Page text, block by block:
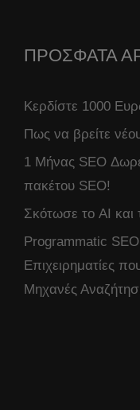
ΠΡΟΣΦΑΤΑ
Κερδίστε 1000
Πως να βρείτε
1 Μήνας SEO
πακέτου SEO!
Σκότωσε το AI και
Programmatic
Επιχειρηματίες
Μηχανές